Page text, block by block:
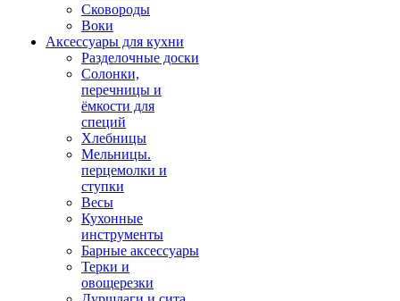
Сковороды
Воки
Аксессуары для кухни
Разделочные доски
Солонки,
перечницы и
ёмкости для
специй
Хлебницы
Мельницы.
перцемолки и
ступки
Весы
Кухонные
инструменты
Барные аксессуары
Терки и
овощерезки